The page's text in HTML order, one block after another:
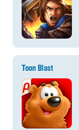
Toon Blast